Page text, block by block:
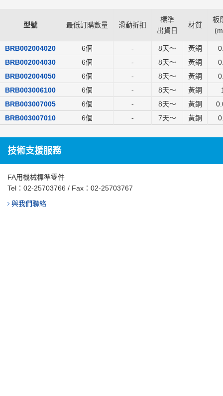
型號 最低訂購數量 滑動折扣
標準
出貨日
材質
板
(
BRB002004020 6個 - 8天～ 黃銅
BRB002004030
6個 - 8天～ 黃銅
BRB002004050
6個 - 8天～ 黃銅
BRB003006100
6個 - 8天～ 黃銅
BRB003007005
6個 - 8天～ 黃銅
BRB003007010
6個 - 7天～ 黃銅
技術支援服務
FA用機械標準零件
Tel： 02-25703766 / Fax：02-25703767
與我們聯絡